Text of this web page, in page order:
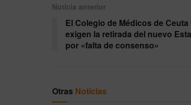
Noticia anterior
El Colegio de Médicos de Ceuta
exigen la retirada del nuevo
por «falta de consenso»
Otras Noticias